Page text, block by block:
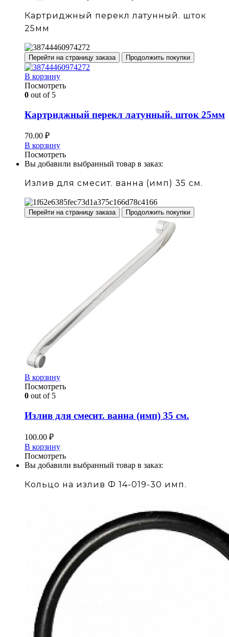
Картриджный перекл латунный. шток
25мм
Перейти на страницу заказа Продолжить покупки
В корзину
Посмотреть
0 out of 5
Картриджный перекл латунный. шток 25мм
70.00 ₽
В корзину
Посмотреть
Вы добавили выбранный товар в заказ:
Излив для смесит. ванна (имп) 35 см.
Перейти на страницу заказа Продолжить покупки
В корзину
Посмотреть
0 out of 5
Излив для смесит. ванна (имп) 35 см.
100.00 ₽
В корзину
Посмотреть
Вы добавили выбранный товар в заказ:
Кольцо на излив Ф 14-019-30 имп.